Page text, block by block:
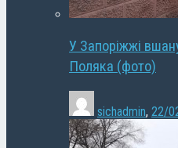
У Запоріжжі
Поляка (фото)
sichadmin, 22/